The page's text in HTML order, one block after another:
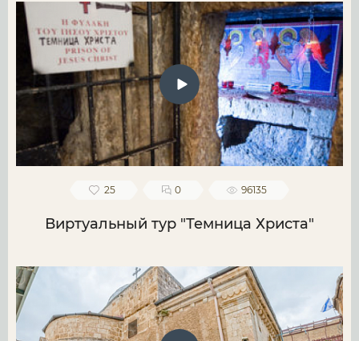
25 0 96135
Виртуальный тур "Темница Христа"